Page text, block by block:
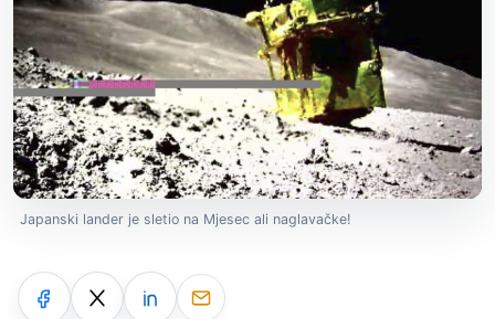
Japanski lander je sletio na Mjesec ali naglavačke!